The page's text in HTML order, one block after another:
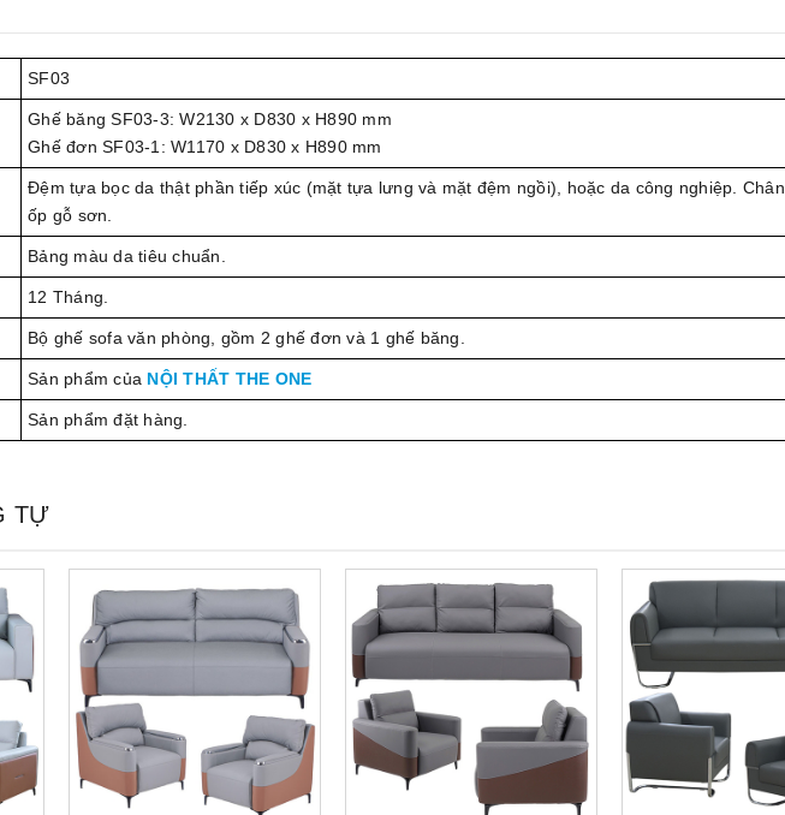
SF03
Ghế băng SF03-3: W2130 x D830 x H890 mm
Ghế đơn SF03-1: W1170 x D830 x H890 mm
Đệm tựa bọc da thật phần tiếp xúc (mặt tựa lưng và mặt đệm ngồi), hoặc da công nghiệp. Chân
ốp gỗ sơn.
Bảng màu da tiêu chuẩn.
12 Tháng.
Bộ ghế sofa văn phòng, gồm 2 ghế đơn và 1 ghế băng.
Sản phẩm của NỘI THẤT THE ONE
Sản phẩm đặt hàng.
TỰ